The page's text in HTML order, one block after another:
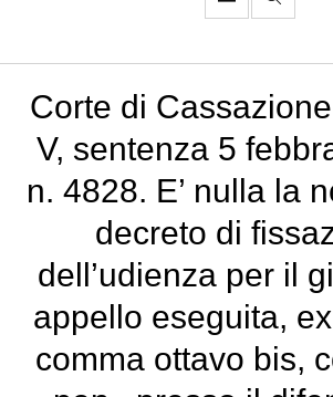
Corte di
V, sentenza 5
n. 4828. E’ nulla la
decreto di
dell’udienza per il
appello eseguita,
comma ottavo bis,